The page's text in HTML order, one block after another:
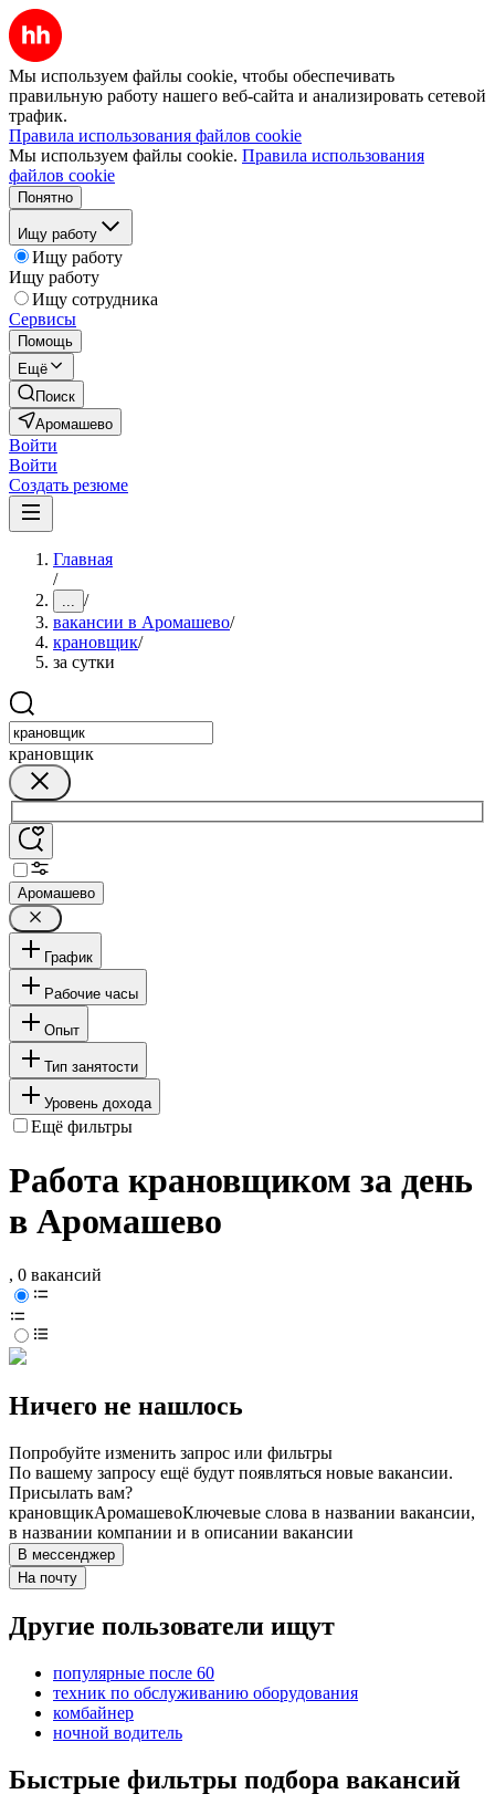
Мы используем файлы cookie, чтобы обеспечивать
правильную работу нашего веб-сайта и анализировать сетевой
трафик.
Правила использования файлов cookie
Мы используем файлы cookie. Правила использования
файлов cookie
Понятно
Ищу работу
Ищу работу
Ищу работу
Ищу сотрудника
Сервисы
Помощь
Ещё
Поиск
Аромашево
Войти
Войти
Создать резюме
Главная
/
... /
вакансии в Аромашево/
крановщик/
за сутки
крановщик
Аромашево
График
Рабочие часы
Опыт
Тип занятости
Уровень дохода
Ещё фильтры
Работа крановщиком за день
в Аромашево
, 0 вакансий
Ничего не нашлось
Попробуйте изменить запрос или фильтры
По вашему запросу ещё будут появляться новые вакансии.
Присылать вам?
крановщикАромашевоКлючевые слова в названии вакансии,
в названии компании и в описании вакансии
В мессенджер
На почту
Другие пользователи ищут
популярные после 60
техник по обслуживанию оборудования
комбайнер
ночной водитель
Быстрые фильтры подбора вакансий